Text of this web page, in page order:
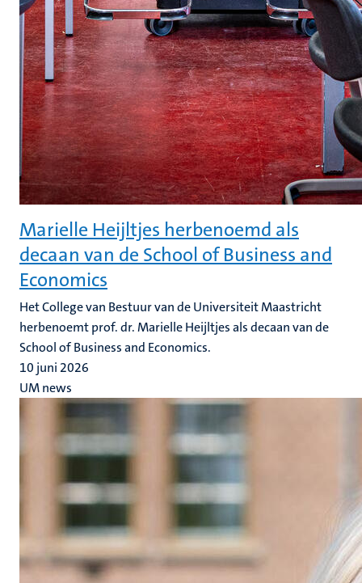
Marielle Heijltjes herbenoemd als
decaan van de School of Business and
Economics
Het College van Bestuur van de Universiteit Maastricht
herbenoemt prof. dr. Marielle Heijltjes als decaan van de
School of Business and Economics.
10 juni 2026
UM news